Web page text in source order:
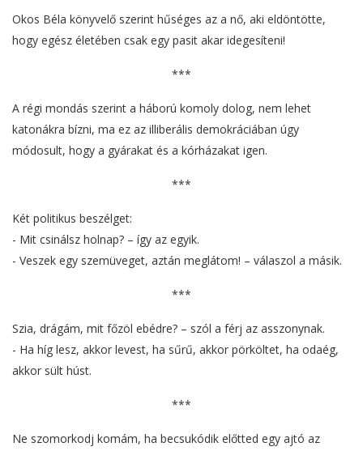
Okos Béla könyvelő szerint hűséges az a nő, aki eldöntötte,
hogy egész életében csak egy pasit akar idegesíteni!
***
A régi mondás szerint a háború komoly dolog, nem lehet
katonákra bízni, ma ez az illiberális demokráciában úgy
módosult, hogy a gyárakat és a kórházakat igen.
***
Két politikus beszélget:
- Mit csinálsz holnap? – így az egyik.
- Veszek egy szemüveget, aztán meglátom! – válaszol a másik.
***
Szia, drágám, mit főzöl ebédre? – szól a férj az asszonynak.
- Ha híg lesz, akkor levest, ha sűrű, akkor pörköltet, ha odaég,
akkor sült húst.
***
Ne szomorkodj komám, ha becsukódik előtted egy ajtó az